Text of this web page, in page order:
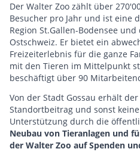
Der Walter Zoo zählt über
Besucher pro Jahr und ist eine
Region St.Gallen-Bodensee
Ostschweiz. Er bietet ein
Freizeiterlebnis für die ganze
mit den Tieren im Mittelpunkt
beschäftigt über 90
Von der Stadt Gossau erhält
Standortbeitrag und sonst
Unterstützung durch die
Neubau von Tieranlagen und
der Walter Zoo auf Spenden